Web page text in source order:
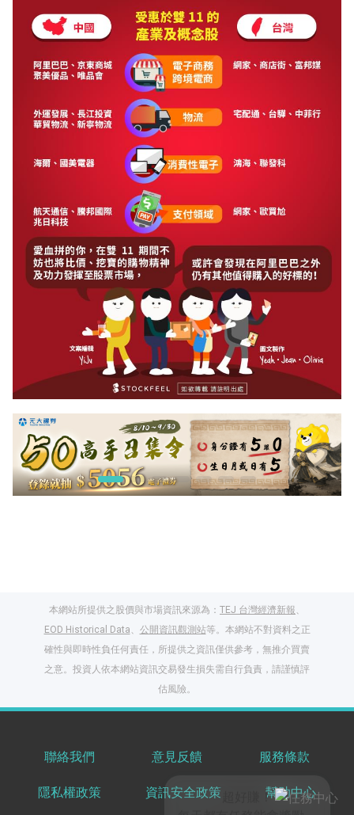
本網站所提供之股價與市場資訊來源為： TEJ 台灣經濟新報、
EOD Historical Data、 公開資訊觀測站等。本網站不對資料之正
確性與即時性負任何責任，所提供之資訊僅供參考，無推介買賣
之意。投資人依本網站資訊交易發生損失需自行負責，請謹慎評
估風險。
聯絡我們 意見反饋 服務條款
隱私權政策 資訊安全政策 幫助中心
出國就缺這咖？股